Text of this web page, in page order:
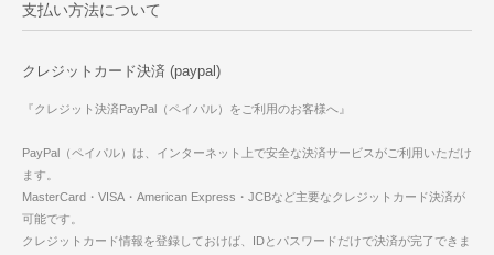
支払い方法について
クレジットカード決済 (paypal)
『クレジット決済PayPal（ペイパル）をご利用のお客様へ』
PayPal（ペイパル）は、インターネット上で安全な決済サービスがご利用いただけ
ます。
MasterCard・VISA・American Express・JCBなど主要なクレジットカード決済が
可能です。
クレジットカード情報を登録しておけば、IDとパスワードだけで決済が完了できま